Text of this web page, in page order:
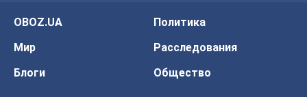
OBOZ.UA
Политика
Мир
Расследования
Блоги
Общество